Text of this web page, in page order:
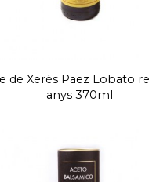
de Xerès Paez Lobato
anys 370ml